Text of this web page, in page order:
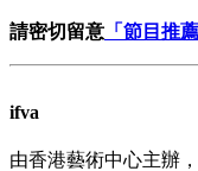
請密切留意 「節目推薦
ifva
由香港藝術中心主辦